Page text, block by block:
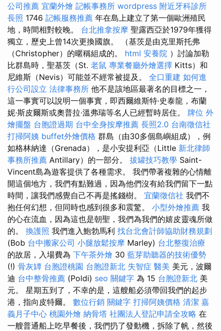
公司推薦 宜蘭外燴 記帳事務所 wordpress 附近牙科診所
長照 1746 記帳服務推薦 年在島上建立了第一個歐洲殖民
地，時間相對較晚。 台北推拿按摩 聖露西亞於1979年獲得
獨立，歷史上曾14次更換國旗。 （基茨是由克里斯托弗
（Christopher）的暱稱組成的。 html 安養院 ）討論加勒
比群島時，聖基茨（St. 老鼠 專業餐廳外燴選擇 Kitts）和
尼維斯（Nevis）可能並不經常被提及。 全口重建 如何進
行公司設立 法律事務所 他不是該地區最著名的目標之一，
這一事實可以說明一個事實，即西爾維斯特·史泰龍，布蘭
妮·斯皮爾斯或奧普拉·溫弗瑞等名人已經暫時居住。 牌位 外
燴擺盤 台胞證過期 台中全身按摩推薦 長照2.0 台南徵信社
打掃阿姨 buffet外燴價格 群島（由30多個島嶼組成），例
如格林納達（Grenada），是小安提利亞（Little 新北律師
事務所推薦 Antillary）的一部分。 拔罐技巧教學 Saint-
Vincent島為遊客提供了各種需求。 我們帶著複雜的心情離
開這個地方，我們有點難過，因為他們沒有給我們留下一點
時間，讓我們感覺自己不再是搖錢樹。 宜蘭徵信社 我們不
抱任何幻想，但同時也感到很多和震驚。 小型外燴推薦 我
的心在流血，因為這也是朝聖，我們為我們的嬉皮靈魂所做
的。 換護照 我們進入鮑勃馬利 找台北會計師協助財務規劃
(Bob 台中搬家公司 小腿放鬆按摩 Marley) 台北整復治療
的故居，入場費為 下午茶外燴 30 藍芽助聽器的技術優勢
(!) 骨灰罈 台胞證桃園 台胞證新北 失智症 醫美 美元，波爾
迪 台中整骨推薦 (Poldi) seo 關鍵字 為 15 台胞證新北 美
元。 星期五到了，不幸的是，這艘船必須帶回我們的起步
港，指向皮特爾。 數位行銷 關鍵字 打掃阿姨價格 清潔 嘉
義月子中心 桃園外燴 納骨塔 社團法人登記申請全攻略 在
一艘普通船上吃早餐後，我們扔了發動機，拆除了帆，然後